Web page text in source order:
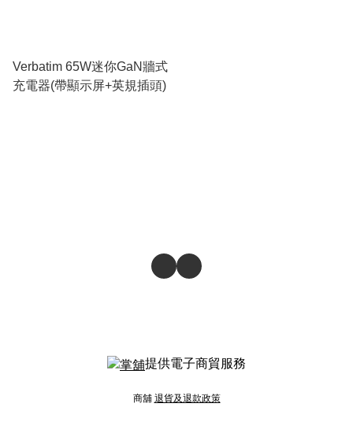
Verbatim 65W迷你GaN牆式
充電器(帶顯示屏+英規插頭)
提供電子商貿服務
商舖 退貨及退款政策